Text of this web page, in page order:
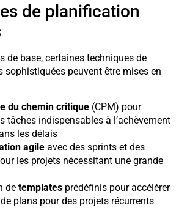
de planification
de base, certaines techniques de
peuvent être mises en
du chemin critique (CPM) pour
tâches indispensables à l’achèvement
les délais
agile avec des sprints et des
les projets nécessitant une grande
de templates prédéfinis pour accélérer
plans pour des projets récurrents